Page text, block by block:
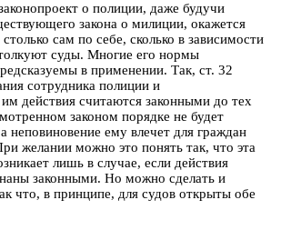
о полиции, даже будучи
закона о милиции, окажется
сам по себе, сколько в зависимости
суды. Многие его нормы
в применении. Так, ст. 32
сотрудника полиции и
действия считаются законными до тех
законом порядке не будет
неповиновение ему влечет для граждан
желании можно это понять так, что эта
лишь в случае, если действия
законными. Но можно сделать и
что, в принципе, для судов открыты обе